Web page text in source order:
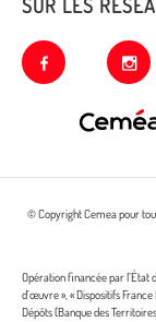
SUR LES
facebook
© Copyright Cemea pour
Opération financée par l’État
d’œuvre », « Dispositifs
Dépôts (Banque des